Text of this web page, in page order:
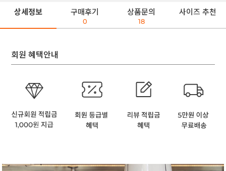
상세정보 구매후기
0
상품문의
18
사이즈 추천
회원 혜택안내